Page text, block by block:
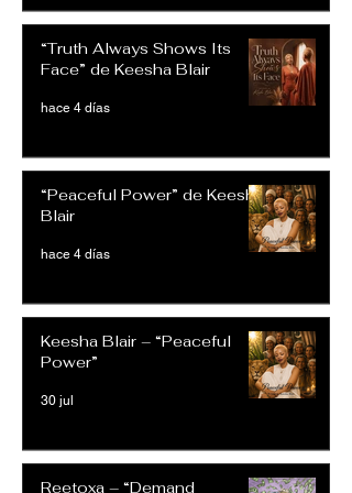
“Truth Always Shows Its
Face” de Keesha Blair
hace 4 días
“Peaceful Power” de Keesha
Blair
hace 4 días
Keesha Blair – “Peaceful
Power”
30 jul
Reetoxa – “Demand